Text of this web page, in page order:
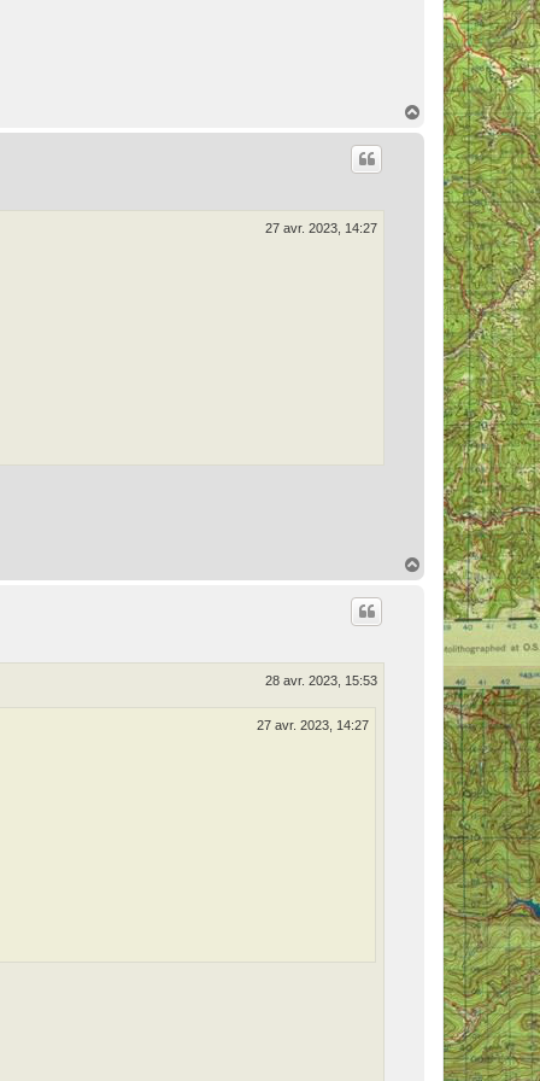
27 avr. 2023, 14:27
28 avr. 2023, 15:53
27 avr. 2023, 14:27